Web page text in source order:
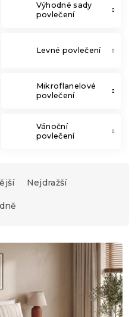
Výhodné sady
povlečení
Levné povlečení
Mikroflanelové
povlečení
Vánoční
povlečení
Nejdražší